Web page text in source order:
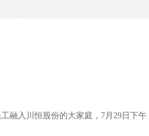
融入川恒股份的大家庭，7月29日下